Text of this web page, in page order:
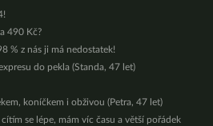
490 Kč?
% z nás ji má nedostatek!
do pekla (Standa, 47 let)
koníčkem i obživou (Petra, 47 let)
se lépe, mám víc času a větší pořádek